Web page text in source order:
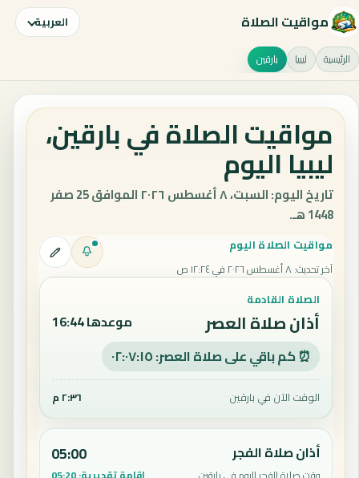
مواقيت الصلاة العربية
الرئيسية ليبيا بارقين
مواقيت الصلاة في بارقين،
ليبيا اليوم
تاريخ اليوم: السبت، ٨ أغسطس ٢٠٢٦ الموافق 25 صفر
1448 هـ.
مواقيت الصلاة اليوم
آخر تحديث:٨ أغسطس ٢٠٢٦ في ١٢:٢٤ ص
الصلاة القادمة
أذان صلاة العصر موعدها 16:44
⏰ كم باقي على صلاة العصر: ٠٢:٠٧:١٥
الوقت الآن في بارقين ٢:٣٦ م
أذان صلاة الفجر 05:00